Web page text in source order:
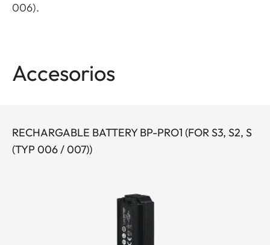
006).
Accesorios
RECHARGABLE BATTERY BP-PRO1 (FOR S3, S2, S
(TYP 006 / 007))